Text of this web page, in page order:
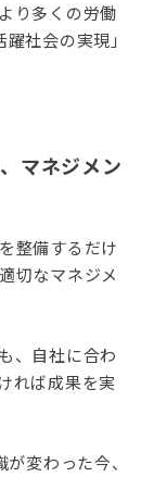
り多くの労働
社会の実現」
マネジメン
整備するだけ
切なマネジメ
、自社に合わ
れば成果を実
変わった今、